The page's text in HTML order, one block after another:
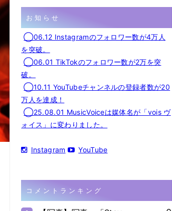
お知らせ
◯06.12 Instagramのフォロワー数が4万人
を突破。
◯06.01 TikTokのフォロワー数が2万を突
破。
◯10.11 YouTubeチャンネルの登録者数が20
万人を達成！
◯25.08.01 MusicVoiceは媒体名が「vois ヴ
ォイス」に変わりました。
Instagram YouTube
コメントランキング